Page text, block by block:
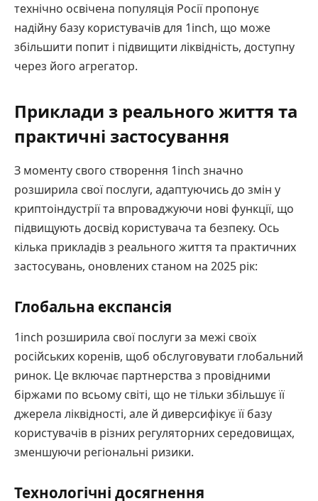
технічно освічена популяція Росії пропонує
надійну базу користувачів для 1inch, що може
збільшити попит і підвищити ліквідність, доступну
через його агрегатор.
Приклади з реального життя та
практичні застосування
З моменту свого створення 1inch значно
розширила свої послуги, адаптуючись до змін у
криптоіндустрії та впроваджуючи нові функції, що
підвищують досвід користувача та безпеку. Ось
кілька прикладів з реального життя та практичних
застосувань, оновлених станом на 2025 рік:
Глобальна експансія
1inch розширила свої послуги за межі своїх
російських коренів, щоб обслуговувати глобальний
ринок. Це включає партнерства з провідними
біржами по всьому світі, що не тільки збільшує її
джерела ліквідності, але й диверсифікує її базу
користувачів в різних регуляторних середовищах,
зменшуючи регіональні ризики.
Технологічні досягнення